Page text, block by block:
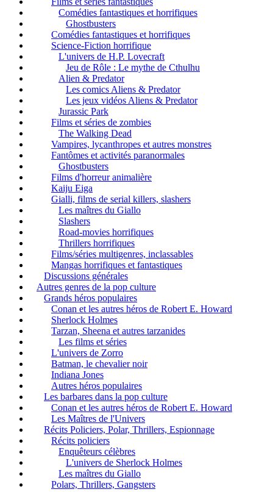
Comédies fantastiques et horrifiques
Ghostbusters
Comédies fantastiques et horrifiques
Science-Fiction horrifique
L'univers de H.P. Lovecraft
Jeu de Rôle : Le mythe de Cthulhu
Alien & Predator
Les comics Aliens & Predator
Les jeux vidéos Aliens & Predator
Jurassic Park
Films et séries de zombies
The Walking Dead
Vampires, lycanthropes et autres monstres
Fantômes et activités paranormales
Ghostbusters
Films d'horreur animalière
Kaiju Eiga
Gialli, films de serial killers, slashers
Les maîtres du Giallo
Slashers
Road-movies horrifiques
Thrillers horrifiques
Films/séries multigenres, inclassables
Mangas horrifiques et fantastiques
Discussions générales
Autres genres de la pop culture
Grands héros populaires
Conan et les autres héros de Robert E. Howard
Sherlock Holmes
Tarzan, Sheena et autres tarzanides
Les films et séries
L'univers de Zorro
Batman, le chevalier noir
Indiana Jones
Autres héros populaires
Les barbares dans la pop culture
Conan et les autres héros de Robert E. Howard
Les Maîtres de l'Univers
Récits Policiers, Polar, Thrillers, Espionnage
Récits policiers
Enquêteurs célèbres
L'univers de Sherlock Holmes
Les maîtres du Giallo
Polars, Thrillers, Gangsters